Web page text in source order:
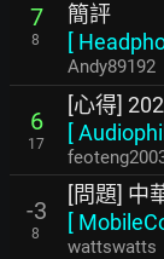
7
8
簡評
[
Andy89192
6
17
[心得]
[
-3
8
[問題] 中
[
wattswatts